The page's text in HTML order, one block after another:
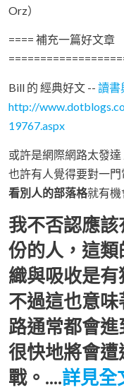
Orz）
==== 補充一篇好文章
Bill 的 經典好文 -- 讀書
http://
19767.aspx
或許是網際網路太發達
也許有人覺得要對一
看別人的部落格就有機
我不否認應
份的人，這
織與吸收是有
不過這也意味
路通常都會進
很快地將會
戰。....詳見全